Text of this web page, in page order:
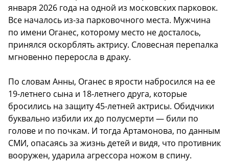
января 2026 года на одной из московских парковок.
Все началось из-за парковочного места. Мужчина
по имени Оганес, которому место не досталось,
принялся оскорблять актрису. Словесная перепалка
мгновенно переросла в драку.
По словам Анны, Оганес в ярости набросился на ее
19-летнего сына и 18-летнего друга, которые
бросились на защиту 45-летней актрисы. Обидчики
буквально избили их до полусмерти — били по
голове и по почкам. И тогда Артамонова, по данным
СМИ, опасаясь за жизнь детей и видя, что противник
вооружен, ударила агрессора ножом в спину.